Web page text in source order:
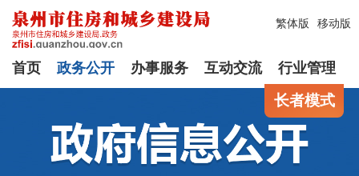
繁体版 移动版
首页 政务公开 办事服务 互动交流 行业管理
长者模式